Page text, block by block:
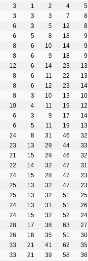
3 1 2 4 5
3 3 3 7 8
6 3 5 12 8
6 5 8 18 9
8 6 10 14 9
8 6 9 18 9
12 6 14 23 13
8 6 11 22 13
8 6 12 23 14
8 3 10 13 10
10 4 11 19 12
6 3 9 17 14
6 5 11 19 13
24 8 31 46 32
23 13 29 44 33
21 15 29 46 32
22 14 32 47 31
24 15 28 47 23
25 13 32 47 23
25 13 32 51 25
24 13 31 51 26
24 15 32 52 24
28 17 38 63 27
26 18 35 51 30
33 21 41 62 35
33 21 39 58 36